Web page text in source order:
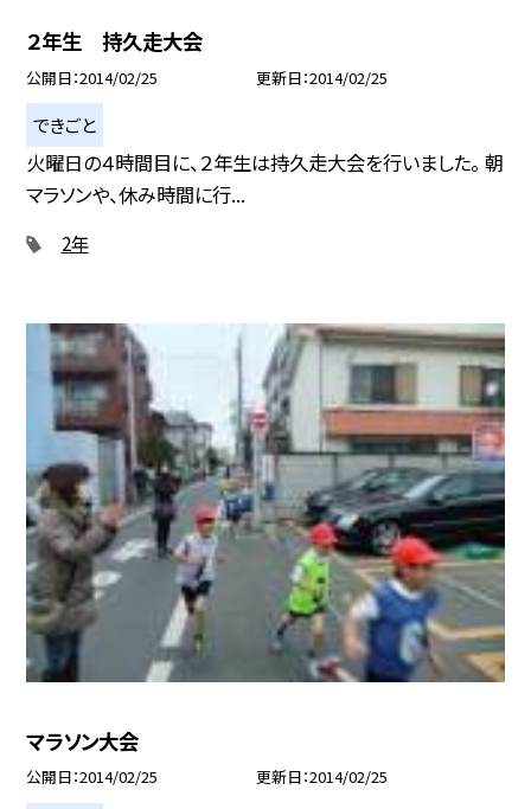
２年生 持久走大会
公開日 2014/02/25 更新日 2014/02/25
できごと
火曜日の４時間目に、２年生は持久走大会を行いました。 朝
マラソンや、休み時間に行...
2年
マラソン大会
公開日 2014/02/25 更新日 2014/02/25